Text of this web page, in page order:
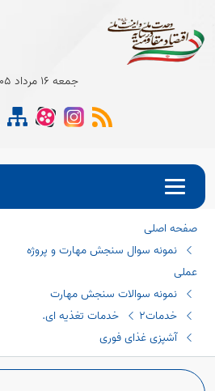
Open
Open
جمعه 16 مرداد 1405
صفحه اصلی
نمونه سوال سنجش مهارت و پروژه
عملی
نمونه سوالات سنجش مهارت
خدمات2
خدمات تغذیه ای.
آشپزی غذای فوری